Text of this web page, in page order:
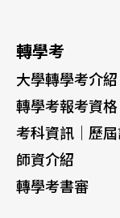
轉學考
大學轉學考介紹
轉學考報考資格
考科資訊｜歷
師資介紹
轉學考書審